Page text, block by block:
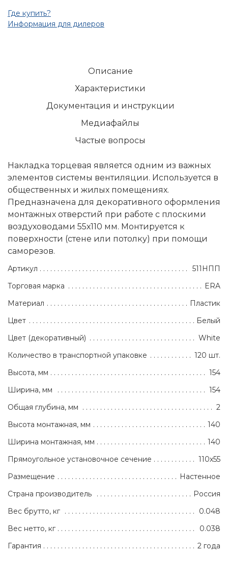
Где купить?
Информация для дилеров
Описание
Характеристики
Документация и инструкции
Медиафайлы
Частые вопросы
Накладка торцевая является одним из важных
элементов системы вентиляции. Используется в
общественных и жилых помещениях.
Предназначена для декоративного оформления
монтажных отверстий при работе с плоскими
воздуховодами 55х110 мм. Монтируется к
поверхности (стене или потолку) при помощи
саморезов.
Артикул
511НПП
Торговая марка
ERA
Материал
Пластик
Цвет
Белый
Цвет (декоративный)
White
Количество в транспортной упаковке
120 шт.
Высота, мм
154
Ширина, мм
154
Общая глубина, мм
2
Высота монтажная, мм
140
Ширина монтажная, мм
140
Прямоугольное установочное сечение
110х55
Размещение
Настенное
Страна производитель
Россия
Вес брутто, кг
0.048
Вес нетто, кг
0.038
Гарантия
2 года